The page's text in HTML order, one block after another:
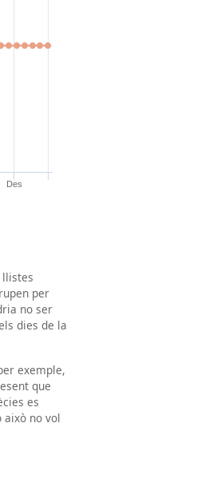
llistes
per
no ser
dies de la
exemple,
que
es
no vol